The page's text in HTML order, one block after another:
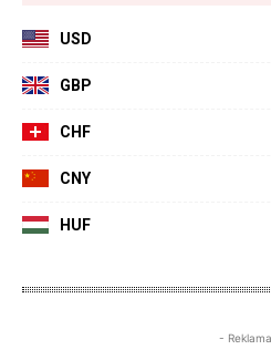
USD
GBP
CHF
CNY
HUF
-